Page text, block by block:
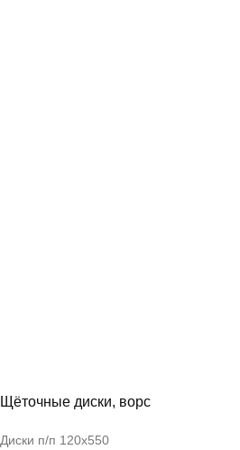
Щёточные диски, ворс
Диски п/п 120х550